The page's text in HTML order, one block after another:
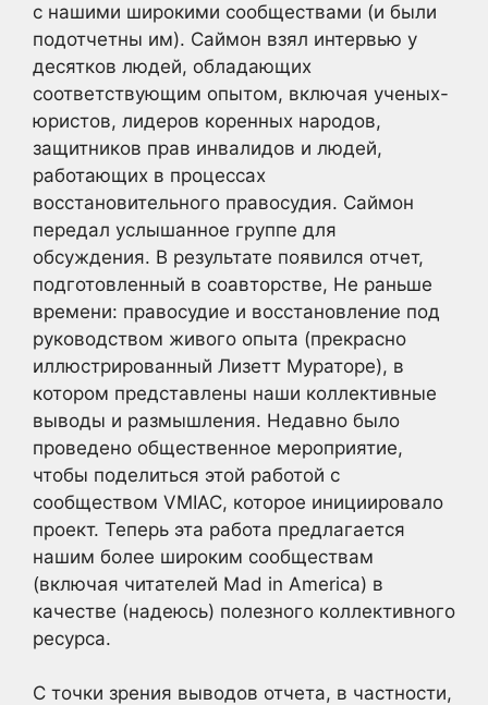
с нашими широкими сообществами (и были
подотчетны им). Саймон взял интервью у
десятков людей, обладающих
соответствующим опытом, включая ученых-
юристов, лидеров коренных народов,
защитников прав инвалидов и людей,
работающих в процессах
восстановительного правосудия. Саймон
передал услышанное группе для
обсуждения. В результате появился отчет,
подготовленный в соавторстве, Не раньше
времени: правосудие и восстановление под
руководством живого опыта (прекрасно
иллюстрированный Лизетт Мураторе), в
котором представлены наши коллективные
выводы и размышления. Недавно было
проведено общественное мероприятие,
чтобы поделиться этой работой с
сообществом VMIAC, которое инициировало
проект. Теперь эта работа предлагается
нашим более широким сообществам
(включая читателей Mad in America) в
качестве (надеюсь) полезного коллективного
ресурса.
С точки зрения выводов отчета, в частности,